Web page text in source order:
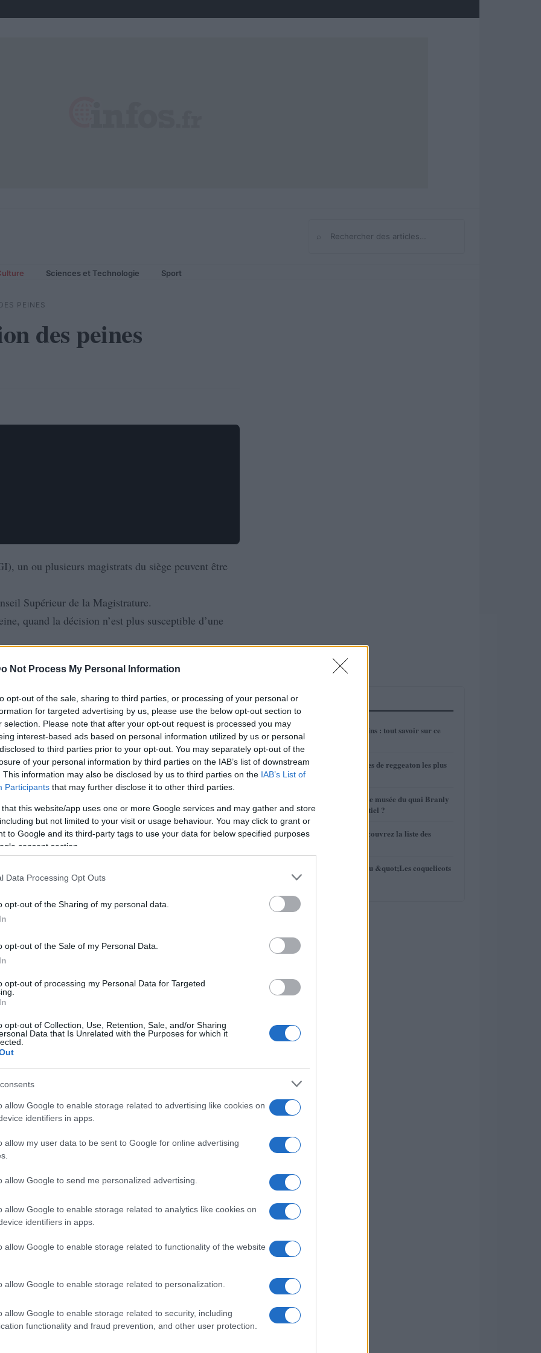
Not Process My Personal Information
opt-out of the sale, sharing to third parties, or processing of your personal or
for targeted advertising by us, please use the below opt-out section to
selection. Please note that after your opt-out request is processed you may
interest-based ads based on personal information utilized by us or personal
to third parties prior to your opt-out. You may separately opt-out of the
of your personal information by third parties on the IAB’s list of downstream
This information may also be disclosed by us to third parties on the IAB’s List of
Participants that may further disclose it to other third parties.
that this website/app uses one or more Google services and may gather and store
but not limited to your visit or usage behaviour. You may click to grant or
to Google and its third-party tags to use your data for below specified purposes
consent section.
Data Processing Opt Outs
opt-out of the Sharing of my personal data.
opt-out of the Sale of my Personal Data.
opt-out of processing my Personal Data for Targeted
opt-out of Collection, Use, Retention, Sale, and/or Sharing
Data that Is Unrelated with the Purposes for which it
allow Google to enable storage related to advertising like cookies on
identifiers in apps.
allow my user data to be sent to Google for online advertising
allow Google to send me personalized advertising.
allow Google to enable storage related to analytics like cookies on
identifiers in apps.
allow Google to enable storage related to functionality of the website
allow Google to enable storage related to personalization.
allow Google to enable storage related to security, including
functionality and fraud prevention, and other user protection.
Rechercher
Sciences et Technologie Sport
PEINES
des peines
un ou plusieurs magistrats du siège peuvent être
Supérieur de la Magistrature.
quand la décision n’est plus susceptible d’une
prise la juridiction pénale, mais de décider de
d’un régime de semi-liberté, d’un
de sortie ou de mesures de placement.
être par formées par le condamné ou par le
après avis de l’administration pénitentiaire.
et lorsque la peine de prison est supérieure à
prononcée que par la juridiction régionale ou la
non directement par le JAP).
le comportement du condamné.
pour bénéficier de liberté conditionnelle.
la peine restant à effectuer.
de réclusion criminelle pourra demander une
sociale (assiduité à un enseignement ou
de famille, nécessité de soins, efforts pour
d’incarcération (20 jours par année pour les
LES PLUS LUS
1
Les chasseurs alpins : tout savoir sur ce
2 Qui sont les artistes de reggeaton les plus
3
Comment visiter le musée du quai Branly
en allant à l'essentiel ?
4 BAFTA 2014 : découvrez la liste des
5
Analyse du tableau &quot;Les coquelicots